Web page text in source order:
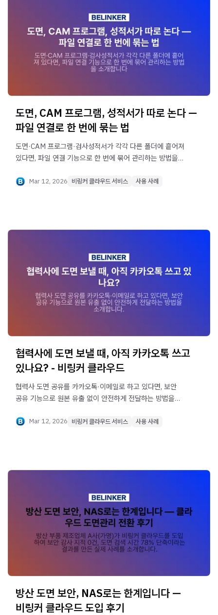
도면, CAM 프로그램, 성적서가 따로 논다 —
파일 연결로 한 번에 묶는 법
도면·CAM 프로그램·검사성적서가 각각 다른 폴더에 흩어져
있다면, 파일 연결 기능으로 한 번에 묶어 관리하는 방법을
Mar 12, 2026 비링커 클라우드 서비스 사용 사례
협력사에 도면 보낼 때, 아직 카카오톡 쓰고
있나요? - 비링커 클라우드
협력사 도면 공유를 카카오톡·이메일로 하고 있다면, 보안
공유 기능으로 원본 유출 없이 안전하게 전달하는 방법을
Mar 12, 2026 비링커 클라우드 서비스 사용 사례
방산 도면 보안, NAS로는 한계입니다 —
비링커 클라우드 도입 후기